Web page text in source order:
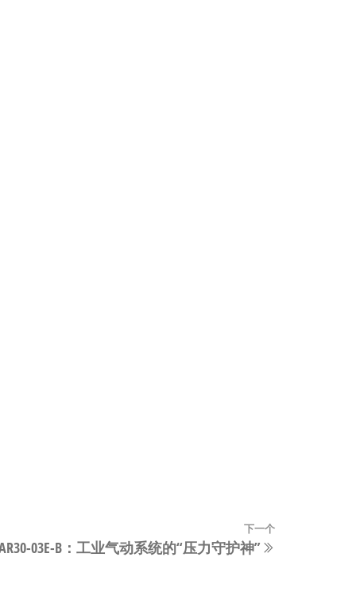
下
下一个
03E-B：工业气动系统的“压力守护神”